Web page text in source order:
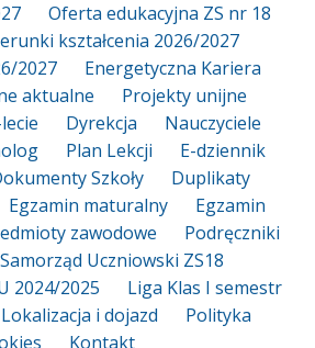
Oferta edukacyjna ZS nr 18
kształcenia 2026/2027
2027
Energetyczna Kariera
aktualne
Projekty unijne
Dyrekcja
Nauczyciele
Plan Lekcji
E-dziennik
Szkoły
Duplikaty
Egzamin maturalny
Egzamin
zawodowe
Podręczniki
Samorząd Uczniowski ZS18
2024/2025
Liga Klas I semestr
Lokalizacja i dojazd
Polityka
Kontakt